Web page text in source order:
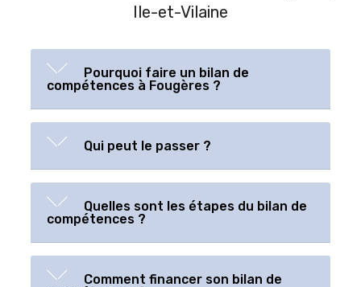
Ile-et-Vilaine
Pourquoi faire un bilan de
compétences à Fougères ?
Qui peut le passer ?
Quelles sont les étapes du bilan de
compétences ?
Comment financer son bilan de